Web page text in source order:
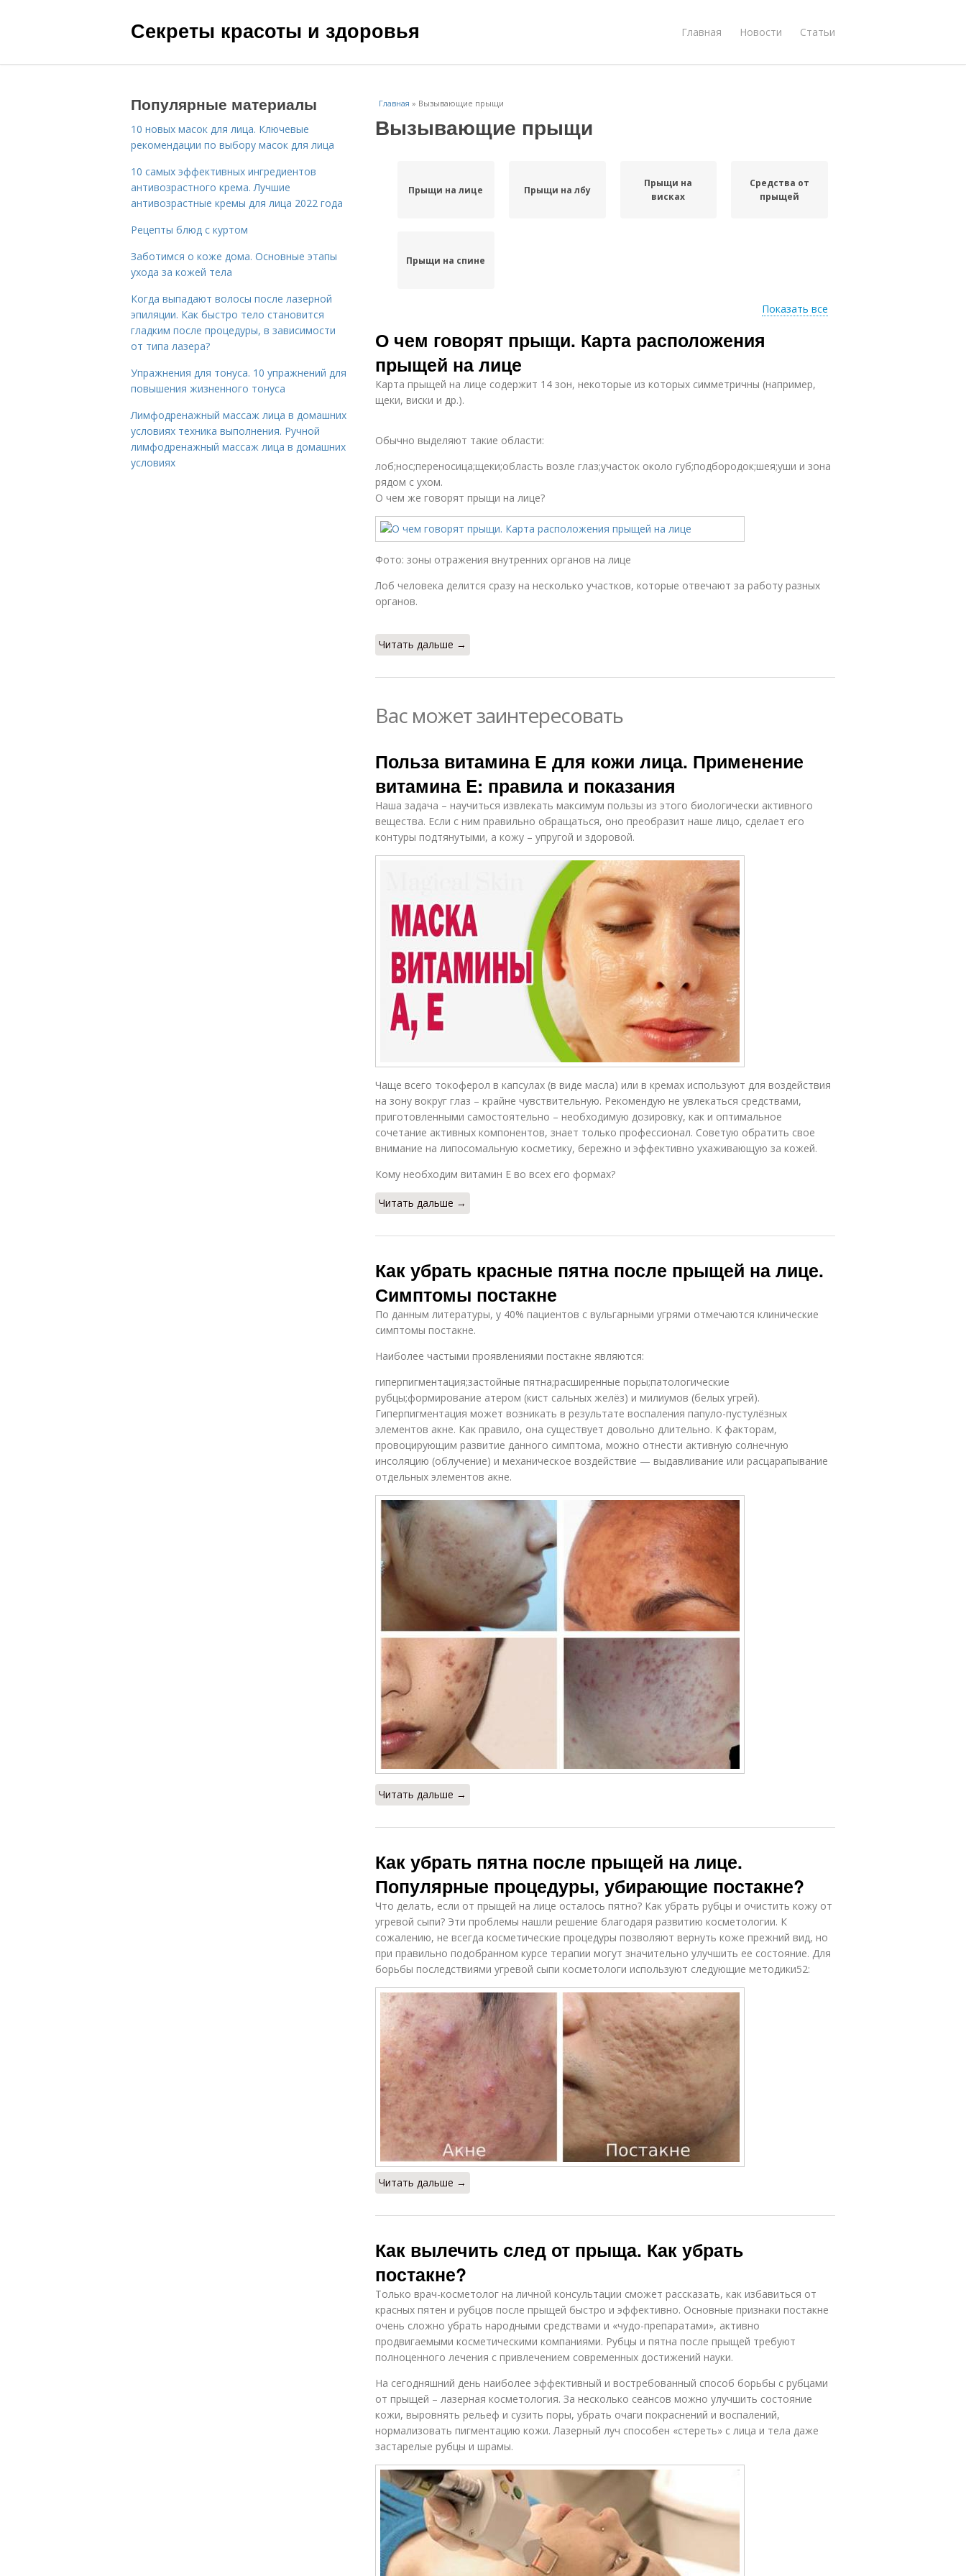
Секреты красоты и здоровья Главная Новости Статьи
Главная » Вызывающие прыщи
Вызывающие прыщи
Прыщи на лице Прыщи на лбу
Прыщи на
висках
Средства от
прыщей
Прыщи на спине
Показать все
О чем говорят прыщи. Карта расположения
прыщей на лице
Карта прыщей на лице содержит 14 зон, некоторые из которых симметричны (например,
щеки, виски и др.).
Обычно выделяют такие области:
лоб;нос;переносица;щеки;область возле глаз;участок около губ;подбородок;шея;уши и зона
рядом с ухом.
О чем же говорят прыщи на лице?
Фото: зоны отражения внутренних органов на лице
Лоб человека делится сразу на несколько участков, которые отвечают за работу разных
органов.
Читать дальше →
Вас может заинтересовать
Польза витамина Е для кожи лица. Применение
витамина E: правила и показания
Наша задача – научиться извлекать максимум пользы из этого биологически активного
вещества. Если с ним правильно обращаться, оно преобразит наше лицо, сделает его
контуры подтянутыми, а кожу – упругой и здоровой.
Чаще всего токоферол в капсулах (в виде масла) или в кремах используют для воздействия
на зону вокруг глаз – крайне чувствительную. Рекомендую не увлекаться средствами,
приготовленными самостоятельно – необходимую дозировку, как и оптимальное
сочетание активных компонентов, знает только профессионал. Советую обратить свое
внимание на липосомальную косметику, бережно и эффективно ухаживающую за кожей.
Кому необходим витамин E во всех его формах?
Читать дальше →
Как убрать красные пятна после прыщей на лице.
Симптомы постакне
По данным литературы, у 40% пациентов с вульгарными угрями отмечаются клинические
симптомы постакне.
Наиболее частыми проявлениями постакне являются:
гиперпигментация;застойные пятна;расширенные поры;патологические
рубцы;формирование атером (кист сальных желёз) и милиумов (белых угрей).
Гиперпигментация может возникать в результате воспаления папуло-пустулёзных
элементов акне. Как правило, она существует довольно длительно. К факторам,
провоцирующим развитие данного симптома, можно отнести активную солнечную
инсоляцию (облучение) и механическое воздействие — выдавливание или расцарапывание
отдельных элементов акне.
Читать дальше →
Как убрать пятна после прыщей на лице.
Популярные процедуры, убирающие постакне?
Что делать, если от прыщей на лице осталось пятно? Как убрать рубцы и очистить кожу от
угревой сыпи? Эти проблемы нашли решение благодаря развитию косметологии. К
сожалению, не всегда косметические процедуры позволяют вернуть коже прежний вид, но
при правильно подобранном курсе терапии могут значительно улучшить ее состояние. Для
борьбы последствиями угревой сыпи косметологи используют следующие методики52:
Читать дальше →
Как вылечить след от прыща. Как убрать
постакне?
Только врач-косметолог на личной консультации сможет рассказать, как избавиться от
красных пятен и рубцов после прыщей быстро и эффективно. Основные признаки постакне
очень сложно убрать народными средствами и «чудо-препаратами», активно
продвигаемыми косметическими компаниями. Рубцы и пятна после прыщей требуют
полноценного лечения с привлечением современных достижений науки.
На сегодняшний день наиболее эффективный и востребованный способ борьбы с рубцами
от прыщей – лазерная косметология. За несколько сеансов можно улучшить состояние
кожи, выровнять рельеф и сузить поры, убрать очаги покраснений и воспалений,
нормализовать пигментацию кожи. Лазерный луч способен «стереть» с лица и тела даже
застарелые рубцы и шрамы.
Популярные материалы
10 новых масок для лица. Ключевые
рекомендации по выбору масок для лица
10 самых эффективных ингредиентов
антивозрастного крема. Лучшие
антивозрастные кремы для лица 2022 года
Рецепты блюд с куртом
Заботимся о коже дома. Основные этапы
ухода за кожей тела
Когда выпадают волосы после лазерной
эпиляции. Как быстро тело становится
гладким после процедуры, в зависимости
от типа лазера?
Упражнения для тонуса. 10 упражнений для
повышения жизненного тонуса
Лимфодренажный массаж лица в домашних
условиях техника выполнения. Ручной
лимфодренажный массаж лица в домашних
условиях